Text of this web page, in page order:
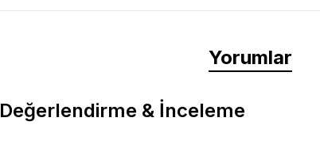
Yorumlar
Değerlendirme & İnceleme